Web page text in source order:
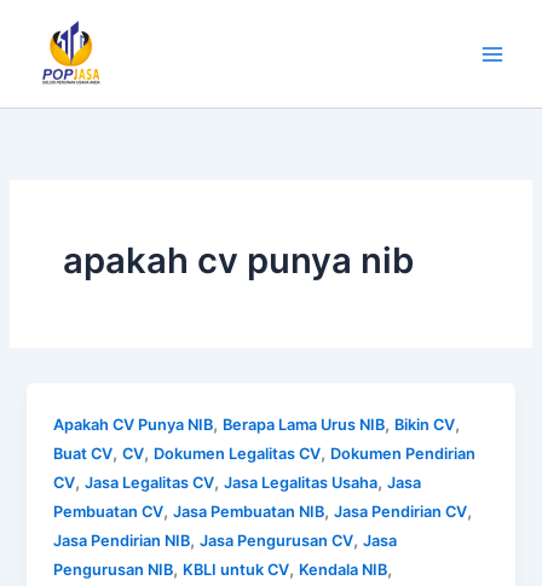
konten
apakah cv punya nib
Apakah CV Punya NIB, Berapa Lama Urus NIB, Bikin CV,
Buat CV,CV, Dokumen Legalitas CV, Dokumen Pendirian
CV,Jasa Legalitas CV,Jasa Legalitas Usaha,Jasa
Pembuatan CV,Jasa Pembuatan NIB,Jasa Pendirian CV,
Jasa Pendirian NIB,Jasa Pengurusan CV,Jasa
Pengurusan NIB, KBLI untuk CV, Kendala NIB,